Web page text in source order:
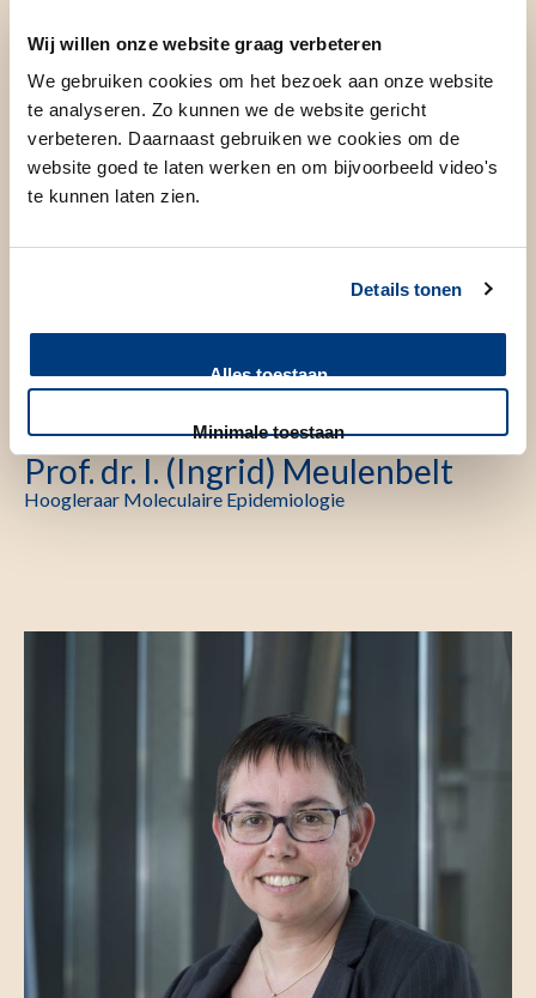
Wij willen onze website graag verbeteren
We gebruiken cookies om het bezoek aan onze website
te analyseren. Zo kunnen we de website gericht
verbeteren. Daarnaast gebruiken we cookies om de
website goed te laten werken en om bijvoorbeeld video's
te kunnen laten zien.
Details tonen
Alles toestaan
Minimale toestaan
Prof. dr. I. (Ingrid) Meulenbelt
Hoogleraar Moleculaire Epidemiologie